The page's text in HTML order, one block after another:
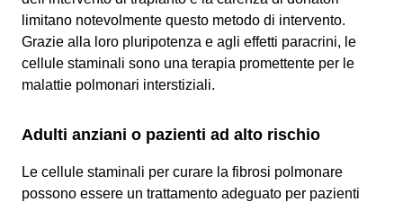
limitano notevolmente questo metodo di intervento.
Grazie alla loro pluripotenza e agli effetti paracrini, le
cellule staminali sono una terapia promettente per le
malattie polmonari interstiziali.
Adulti anziani o pazienti ad alto rischio
Le cellule staminali per curare la fibrosi polmonare
possono essere un trattamento adeguato per pazienti